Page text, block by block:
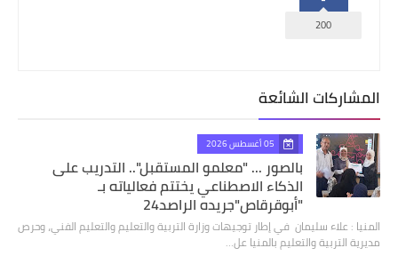
200
المشاركات الشائعة
05 أغسطس 2026
بالصور ... "معلمو المستقبل".. التدريب على
الذكاء الاصطناعي يختتم فعالياته بـ
"أبوقرقاص"جريده الراصد24
المنيا : علاء سليمان في إطار توجيهات وزارة التربية والتعليم والتعليم الفني، وحرص
مديرية التربية والتعليم بالمنيا عل…